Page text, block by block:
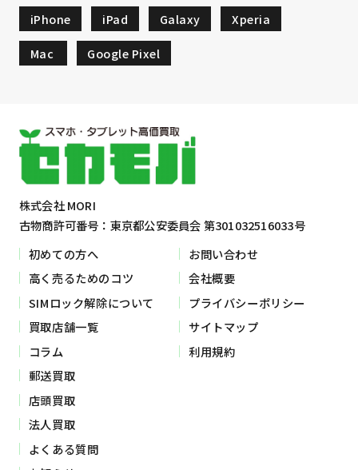
iPhone iPad Galaxy Xperia
Mac Google Pixel
株式会社 MORI
古物商許可番号：東京都公安委員会 第301032516033号
初めての方へ
高く売るためのコツ
SIMロック解除について
買取店舗一覧
コラム
郵送買取
店頭買取
法人買取
よくある質問
お問い合わせ
会社概要
プライバシーポリシー
サイトマップ
利用規約